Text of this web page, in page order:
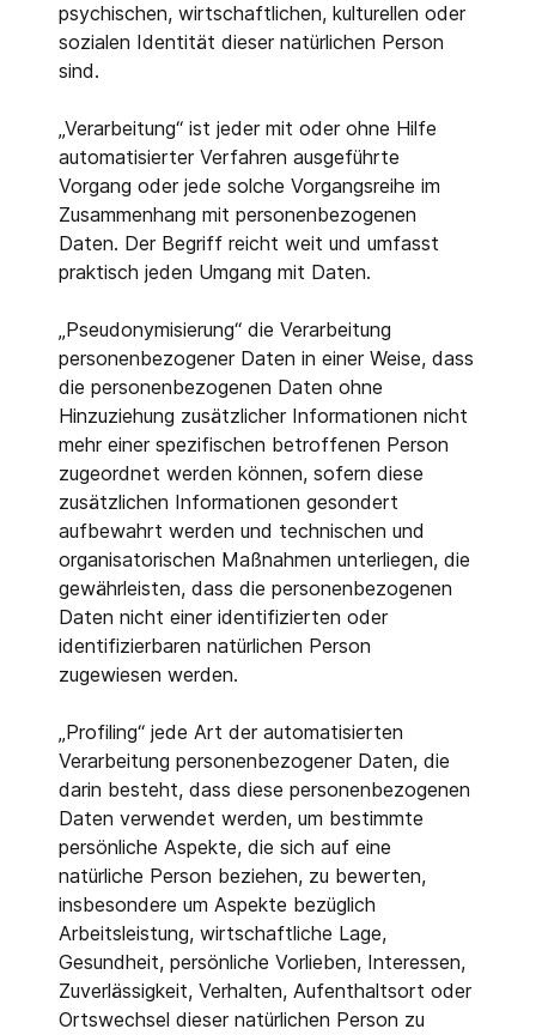
psychischen, wirtschaftlichen, kulturellen oder
sozialen Identität dieser natürlichen Person
sind.
„Verarbeitung“ ist jeder mit oder ohne Hilfe
automatisierter Verfahren ausgeführte
Vorgang oder jede solche Vorgangsreihe im
Zusammenhang mit personenbezogenen
Daten. Der Begriff reicht weit und umfasst
praktisch jeden Umgang mit Daten.
„Pseudonymisierung“ die Verarbeitung
personenbezogener Daten in einer Weise, dass
die personenbezogenen Daten ohne
Hinzuziehung zusätzlicher Informationen nicht
mehr einer spezifischen betroffenen Person
zugeordnet werden können, sofern diese
zusätzlichen Informationen gesondert
aufbewahrt werden und technischen und
organisatorischen Maßnahmen unterliegen, die
gewährleisten, dass die personenbezogenen
Daten nicht einer identifizierten oder
identifizierbaren natürlichen Person
zugewiesen werden.
„Profiling“ jede Art der automatisierten
Verarbeitung personenbezogener Daten, die
darin besteht, dass diese personenbezogenen
Daten verwendet werden, um bestimmte
persönliche Aspekte, die sich auf eine
natürliche Person beziehen, zu bewerten,
insbesondere um Aspekte bezüglich
Arbeitsleistung, wirtschaftliche Lage,
Gesundheit, persönliche Vorlieben, Interessen,
Zuverlässigkeit, Verhalten, Aufenthaltsort oder
Ortswechsel dieser natürlichen Person zu